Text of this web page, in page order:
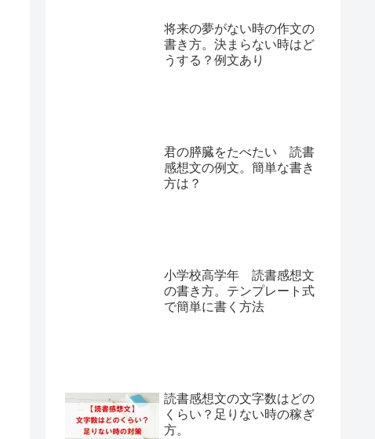
将来の夢がない時の作文の
書き方。決まらない時はど
うする？例文あり
君の膵臓をたべたい 読書
感想文の例文。簡単な書き
方は？
小学校高学年 読書感想文
の書き方。テンプレート式
で簡単に書く方法
読書感想文の文字数はどの
くらい？足りない時の稼ぎ
方。